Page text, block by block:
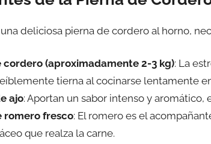
deliciosa pierna de cordero al horno,
cordero (aproximadamente 2-3 kg): La
tierna al cocinarse lentamente
ajo: Aportan un sabor intenso y aromático,
romero fresco: El romero es el
que realza la carne.